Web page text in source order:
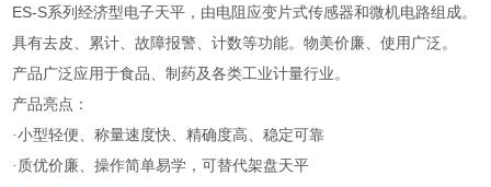
ES-S系列经济型电子天平，由电阻应变片式传感器和微机电路组成。
具有去皮、累计、故障报警、计数等功能。物美价廉、使用广泛。
产品广泛应用于食品、制药及各类工业计量行业。
产品亮点：
·小型轻便、称量速度快、精确度高、稳定可靠
·质优价廉、操作简单易学，可替代架盘天平